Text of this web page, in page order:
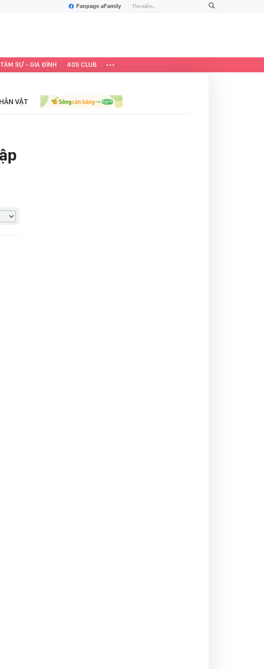
Fanpage aFamily
TÂM SỰ - GIA ĐÌNH 40S CLUB
VẬT